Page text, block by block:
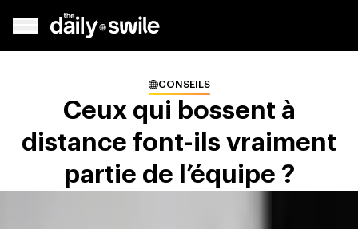
CONSEILS
Ceux qui bossent à
distance font-ils vraiment
partie de l’équipe ?